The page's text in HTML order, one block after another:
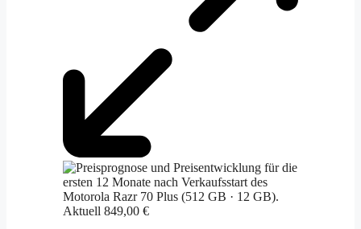
Aktuell 849,00 €